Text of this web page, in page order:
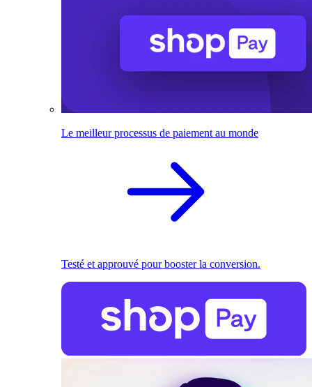
Le meilleur processus de paiement au monde
Testé et approuvé pour booster la conversion.